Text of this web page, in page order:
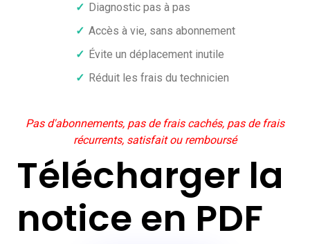
✓ Diagnostic pas à pas
✓ Accès à vie, sans abonnement
✓ Évite un déplacement inutile
✓ Réduit les frais du technicien
Pas d'abonnements, pas de frais cachés, pas de frais
récurrents, satisfait ou remboursé
Télécharger la
notice en PDF